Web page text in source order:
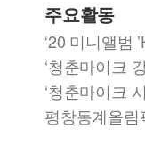
주요활동
‘20 미니앨범
‘청춘마이크
‘청춘마이크
평창동계올림